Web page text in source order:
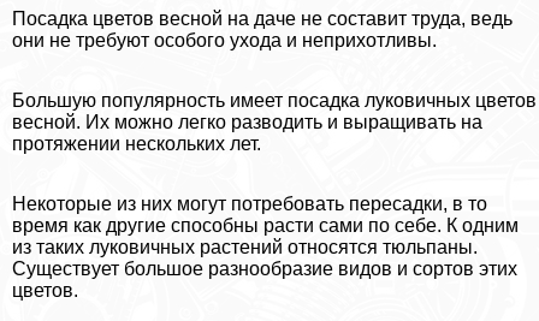
Посадка цветов весной на даче не составит труда, ведь
они не требуют особого ухода и неприхотливы.
Большую популярность имеет посадка луковичных цветов
весной. Их можно легко разводить и выращивать на
протяжении нескольких лет.
Некоторые из них могут потребовать пересадки, в то
время как другие способны расти сами по себе. К одним
из таких луковичных растений относятся тюльпаны.
Существует большое разнообразие видов и сортов этих
цветов.